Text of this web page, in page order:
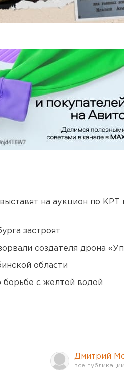
на аукцион по КРТ
застроят
создателя дрона
области
борьбе с желтой водой
Дмитрий